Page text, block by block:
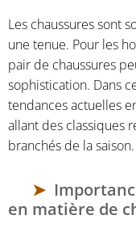
Les chaussures sont
une tenue. Pour les
pair de chaussures
sophistication. Dans
tendances actuelles
allant des classiques
branchés de la saison.
en matière de